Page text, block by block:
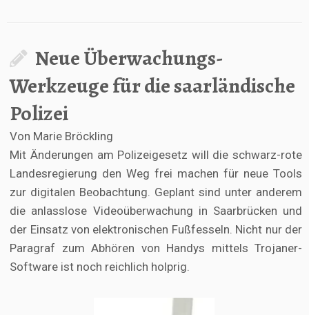
Neue Überwachungs-
Werkzeuge für die saarländische
Polizei
Von Marie Bröckling
Mit Änderungen am Polizeigesetz will die schwarz-rote
Landesregierung den Weg frei machen für neue Tools
zur digitalen Beobachtung. Geplant sind unter anderem
die anlasslose Videoüberwachung in Saarbrücken und
der Einsatz von elektronischen Fußfesseln. Nicht nur der
Paragraf zum Abhören von Handys mittels Trojaner-
Software ist noch reichlich holprig.